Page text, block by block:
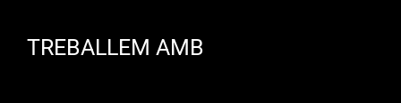
TREBALLEM AMB